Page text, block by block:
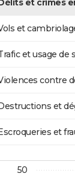
et crimes
et
et usage de
contre
Destructions et
Escroqueries et
50